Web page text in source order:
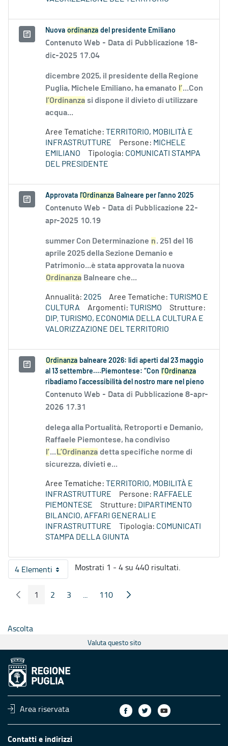
Nuova ordinanza del presidente Emiliano
Contenuto Web - Data di Pubblicazione 18-
dic-2025 17.04
dicembre 2025, il presidente della Regione
Puglia, Michele Emiliano, ha emanato l’...Con
l’Ordinanza si dispone il divieto di utilizzare
acqua...
Aree Tematiche: TERRITORIO, MOBILITÀ E
INFRASTRUTTURE
Persone: MICHELE
EMILIANO
Tipologia: COMUNICATI STAMPA
DEL PRESIDENTE
Approvata l'Ordinanza Balneare per l'anno 2025
Contenuto Web - Data di Pubblicazione 22-
apr-2025 10.19
summer Con Determinazione n. 251 del 16
aprile 2025 della Sezione Demanio e
Patrimonio...è stata approvata la nuova
Ordinanza Balneare che...
Annualità: 2025 Aree Tematiche: TURISMO E
CULTURA
Argomenti: TURISMO
Strutture:
DIP. TURISMO, ECONOMIA DELLA CULTURA E
VALORIZZAZIONE DEL TERRITORIO
Ordinanza balneare 2026: lidi aperti dal 23 maggio
al 13 settembre....Piemontese: “Con l’Ordinanza
ribadiamo l’accessibilità del nostro mare nel pieno
Contenuto Web - Data di Pubblicazione 8-apr-
2026 17.31
delega alla Portualità, Retroporti e Demanio,
Raffaele Piemontese, ha condiviso
l’... L’Ordinanza detta specifiche norme di
sicurezza, divieti e...
Aree Tematiche: TERRITORIO, MOBILITÀ E
INFRASTRUTTURE
Persone: RAFFAELE
PIEMONTESE
Strutture: DIPARTIMENTO
BILANCIO, AFFARI GENERALI E
INFRASTRUTTURE
Tipologia: COMUNICATI
STAMPA DELLA GIUNTA
4 ElementiPer pagina
Mostrati 1 - 4 su 440 risultati.
Pagina Precedente
Pagina
1 Pagina
2 Pagina
3 ...
Pagine intermedie
Pagina
110 Pagina Seguente
Ascolta
Valuta questo sito
Area riservata
Contatti e indirizzi